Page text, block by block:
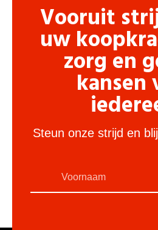
Vooruit
uw
zorg en
kansen
Steun onze strijd en